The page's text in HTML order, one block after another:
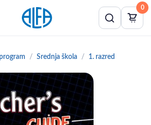
0
Srednja škola 1. razred